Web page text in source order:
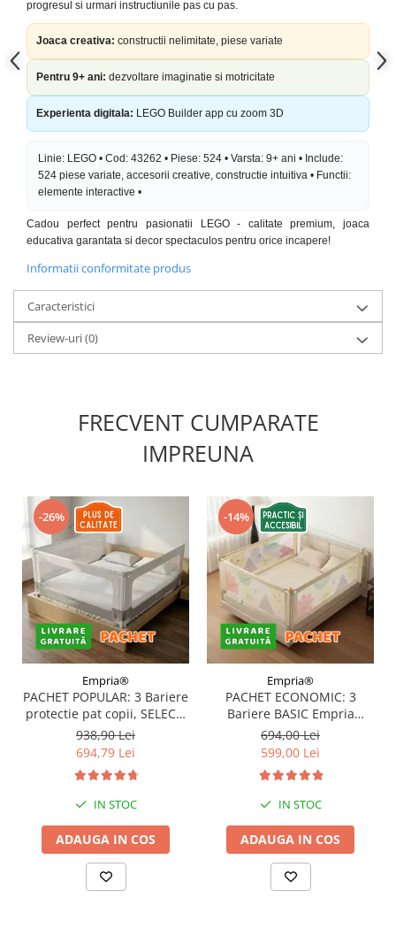
progresul si urmari instructiunile pas cu pas.
Joaca creativa: constructii nelimitate, piese variate
Pentru 9+ ani: dezvoltare imaginatie si motricitate
Experienta digitala: LEGO Builder app cu zoom 3D
Linie: LEGO • Cod: 43262 • Piese: 524 • Varsta: 9+ ani • Include:
524 piese variate, accesorii creative, constructie intuitiva • Functii:
elemente interactive •
Cadou perfect pentru pasionatii LEGO - calitate premium, joaca
educativa garantata si decor spectaculos pentru orice incapere!
Informatii conformitate produs
Caracteristici
Review-uri(0)
FRECVENT CUMPARATE
IMPREUNA
-26%
Empria®
PACHET POPULAR: 3 Bariere
protectie pat copii, SELECT,
160x200 cm
938,90 Lei
694,79 Lei
IN STOC
ADAUGA IN COS
-14%
Empria®
PACHET ECONOMIC: 3
Bariere BASIC Empria
protectie pat 160X200 cm +
bara stabilizatoare
694,00 Lei
599,00 Lei
IN STOC
ADAUGA IN COS